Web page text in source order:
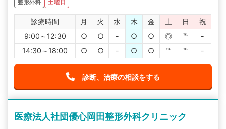
整形外科 土曜日
診療時間 月 火 水 木 金 土 日
祝
9:00～12:30
○ ○ - ○ ○ ◎ ℡
-
14:30～18:00
○ ○ - ○ ○ ℡ ℡ -
診断、治療の相談をする
医療法人社団優心岡田整形外科クリニック